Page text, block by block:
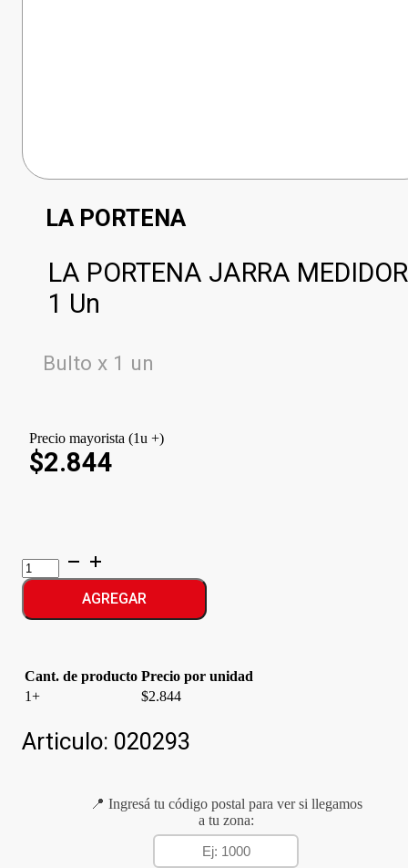
LA PORTENA
LA PORTENA JARRA
1 Un
Bulto x 1 un
Precio mayorista (1u +)
$2.844
LA
PORTENA
JARRA
MEDIDORA
cantidad
AGREGAR
Cant. de producto Precio por unidad
1+
$2.844
Articulo: 020293
📍 Ingresá tu código postal para ver si llegamos
a tu zona: